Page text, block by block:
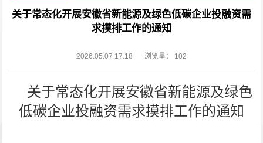
关于常态化开展安徽省新能源及绿色低碳企业投融资需
求摸排工作的通知
2026.05.07 17:18 浏览量： 102
关于常态化开展安徽省新能源及绿色
低碳企业投融资需求摸排工作的通知